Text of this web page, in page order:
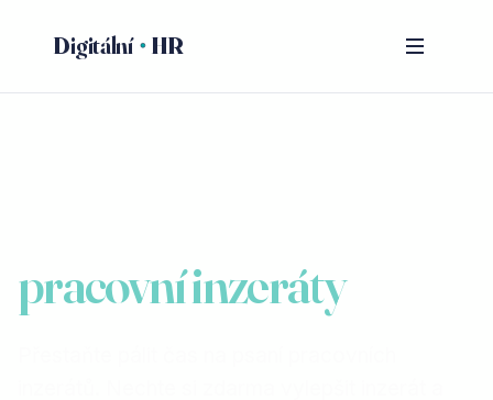
Digitální HR
pracovní inzeráty